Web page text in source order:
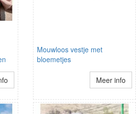
Mouwloos vestje met
bloemetjes
Meer info